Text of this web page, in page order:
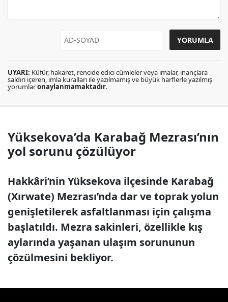
UYARI: Küfür, hakaret, rencide edici cümleler veya imalar, inançlara
saldırı içeren, imla kuralları ile yazılmamış ve büyük harflerle yazılmış
yorumlaronaylanmamaktadır.
Yüksekova’da Karabağ Mezrası’nın
yol sorunu çözülüyor
Hakkâri’nin Yüksekova ilçesinde Karabağ
(Xırwate) Mezrası’nda dar ve toprak yolun
genişletilerek asfaltlanması için çalışma
başlatıldı. Mezra sakinleri, özellikle kış
aylarında yaşanan ulaşım sorununun
çözülmesini bekliyor.